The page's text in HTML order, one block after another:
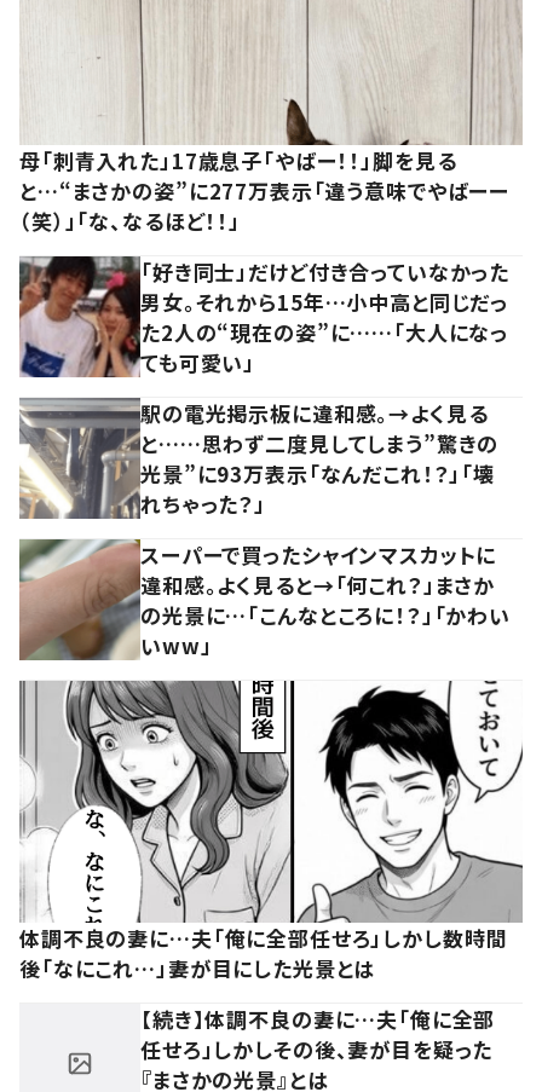
母「刺青入れた」17歳息子「やばー！！」脚を見る
と…“まさかの姿”に277万表示「違う意味でやばーー
（笑）」「な、なるほど！！」
「好き同士」だけど付き合っていなかった
男女。それから15年…小中高と同じだっ
た2人の“現在の姿”に……「大人になっ
ても可愛い」
駅の電光掲示板に違和感。→よく見る
と……思わず二度見してしまう”驚きの
光景”に93万表示「なんだこれ！？」「壊
れちゃった？」
スーパーで買ったシャインマスカットに
違和感。よく見ると→「何これ？」まさか
の光景に…「こんなところに！？」「かわい
いww」
体調不良の妻に…夫「俺に全部任せろ」しかし数時間
後「なにこれ…」妻が目にした光景とは
【続き】体調不良の妻に…夫「俺に全部
任せろ」しかしその後、妻が目を疑った
『まさかの光景』とは